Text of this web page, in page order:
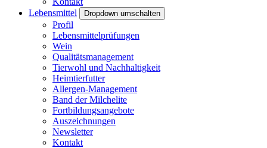
Lebensmittel
Dropdown umschalten
Profil
Lebensmittelprüfungen
Wein
Qualitätsmanagement
Tierwohl und Nachhaltigkeit
Heimtierfutter
Allergen-Management
Band der Milchelite
Fortbildungsangebote
Auszeichnungen
Newsletter
Kontakt